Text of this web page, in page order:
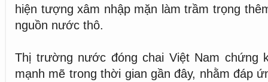
hiện tượng xâm nhập mặn làm trầm trọng
nguồn nước thô.
Thị trường nước đóng chai Việt Nam chứng
mạnh mẽ trong thời gian gần đây, nhằm đáp